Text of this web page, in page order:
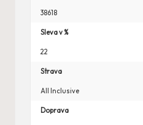
38618
Sleva v %
22
Strava
All Inclusive
Doprava